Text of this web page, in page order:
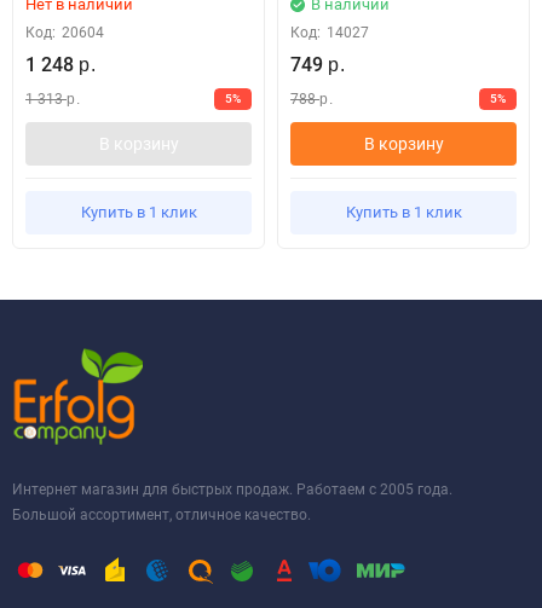
Нет в наличии
Код: 20604
1 248 р.
1 313 р. 5%
В корзину
Купить в 1 клик
В наличии
Код: 14027
749 р.
788 р. 5%
В корзину
Купить в 1 клик
Интернет магазин для быстрых продаж. Работаем с 2005 года.
Большой ассортимент, отличное качество.